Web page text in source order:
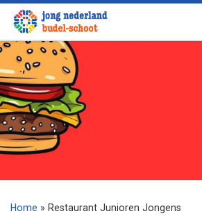
Ga naar inhoud
Home » Restaurant Junioren Jongens